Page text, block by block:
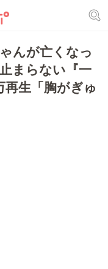
んが亡くなっ
まらない『一
再生「胸がぎゅ